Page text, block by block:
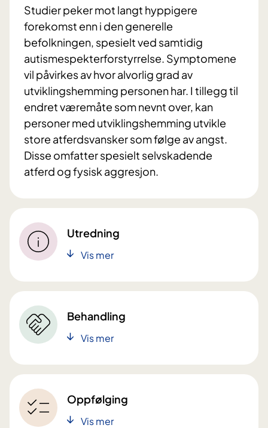
Studier peker mot langt hyppigere
forekomst enn i den generelle
befolkningen, spesielt ved samtidig
autismespekterforstyrrelse. Symptomene
vil påvirkes av hvor alvorlig grad av
utviklingshemming personen har. I tillegg til
endret væremåte som nevnt over, kan
personer med utviklingshemming utvikle
store atferdsvansker som følge av angst.
Disse omfatter spesielt selvskadende
atferd og fysisk aggresjon.
Utredning
Vis mer
Behandling
Vis mer
Oppfølging
Vis mer